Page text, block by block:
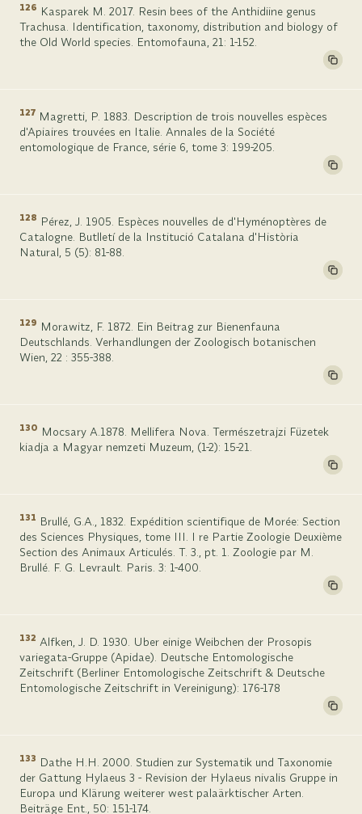
126 Kasparek M. 2017. Resin bees of the Anthidiine genus
Trachusa. Identification, taxonomy, distribution and biology of
the Old World species. Entomofauna, 21: 1-152.
127 Magretti, P. 1883. Description de trois nouvelles espèces
d'Apiaires trouvées en Italie. Annales de la Société
entomologique de France, série 6, tome 3: 199-205.
128 Pérez, J. 1905. Espèces nouvelles de d'Hyménoptères de
Catalogne. Butlletí de la Institució Catalana d'Història
Natural, 5 (5): 81-88.
129 Morawitz, F. 1872. Ein Beitrag zur Bienenfauna
Deutschlands. Verhandlungen der Zoologisch botanischen
Wien, 22 : 355-388.
130 Mocsary A.1878. Mellifera Nova. Természetrajzi Füzetek
kiadja a Magyar nemzeti Muzeum, (1-2): 15-21.
131 Brullé, G.A., 1832. Expédition scientifique de Morée: Section
des Sciences Physiques, tome III. I re Partie Zoologie Deuxième
Section des Animaux Articulés. T. 3., pt. 1. Zoologie par M.
Brullé. F. G. Levrault. Paris. 3: 1-400.
132 Alfken, J. D. 1930. Uber einige Weibchen der Prosopis
variegata-Gruppe (Apidae). Deutsche Entomologische
Zeitschrift (Berliner Entomologische Zeitschrift & Deutsche
Entomologische Zeitschrift in Vereinigung): 176-178
133 Dathe H.H. 2000. Studien zur Systematik und Taxonomie
der Gattung Hylaeus 3 - Revision der Hylaeus nivalis Gruppe in
Europa und Klärung weiterer west palaärktischer Arten.
Beiträge Ent., 50: 151-174.